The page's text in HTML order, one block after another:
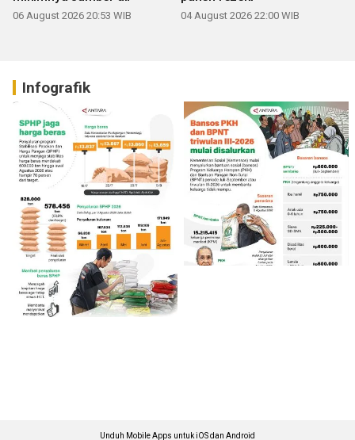
06 August 2026 20:53 WIB 04 August 2026 22:00 WIB
Infografik
Unduh Mobile Apps untuk iOS dan Android